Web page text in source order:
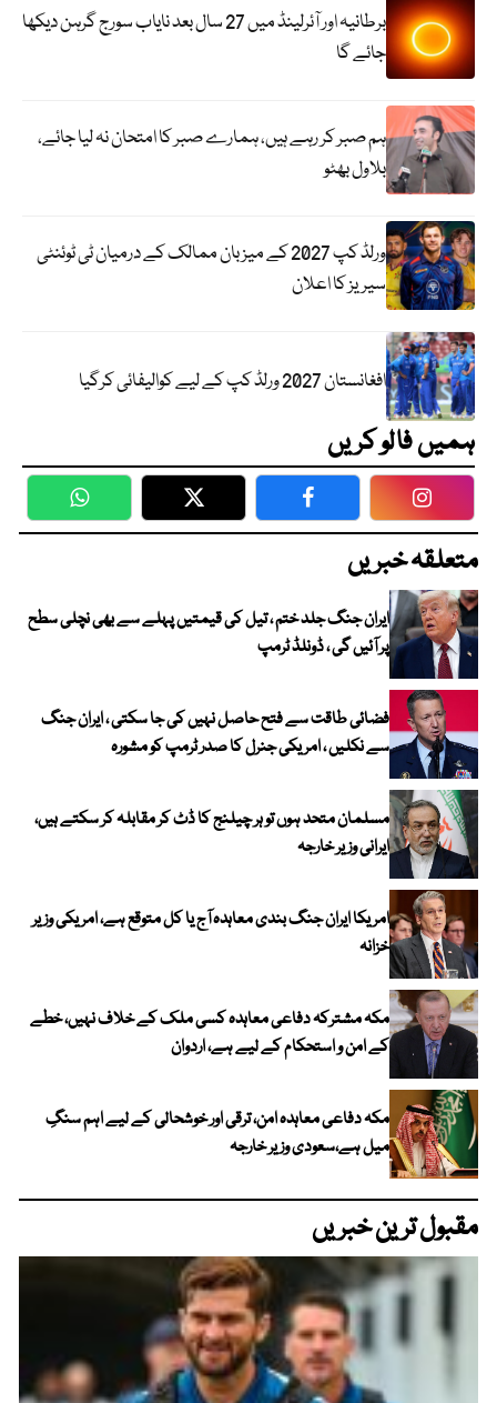
برطانیہ اور آئرلینڈ میں 27 سال بعد نایاب سورج گرہن دیکھا
جائے گا
ہم صبر کر رہے ہیں، ہمارے صبر کا امتحان نہ لیا جائے،
بلاول بھٹو
ورلڈ کپ 2027 کے میزبان ممالک کے درمیان ٹی ٹوئنٹی
سیریز کا اعلان
افغانستان 2027 ورلڈ کپ کے لیے کوالیفائی کرگیا
ہمیں فالو کریں
WhatsApp Twitter Facebook
متعلقہ خبریں
ایران جنگ جلد ختم ، تیل کی قیمتیں پہلے سے بھی نچلی سطح
پر آئیں گی ، ڈونلڈ ٹرمپ
فضائی طاقت سے فتح حاصل نہیں کی جا سکتی ، ایران جنگ
سے نکلیں ، امریکی جنرل کا صدر ٹرمپ کو مشورہ
مسلمان متحد ہوں تو ہر چیلنج کا ڈٹ کر مقابلہ کر سکتے ہیں،
ایرانی وزیر خارجہ
امریکا ایران جنگ بندی معاہدہ آج یا کل متوقع ہے، امریکی وزیر
خزانہ
مکہ مشترکہ دفاعی معاہدہ کسی ملک کے خلاف نہیں، خطے
کے امن و استحکام کے لیے ہے، اردوان
مکہ دفاعی معاہدہ امن، ترقی اور خوشحالی کے لیے اہم سنگِ
میل ہے،سعودی وزیر خارجہ
مقبول ترین خبریں